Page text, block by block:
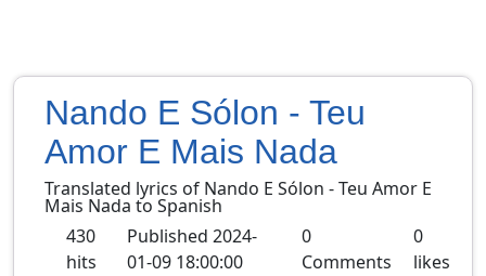
Nando E Sólon - Teu
Amor E Mais Nada
Translated lyrics of Nando E Sólon - Teu Amor E
Mais Nada to Spanish
430
hits
Published 2024-
01-09 18:00:00
0
Comments
0
likes